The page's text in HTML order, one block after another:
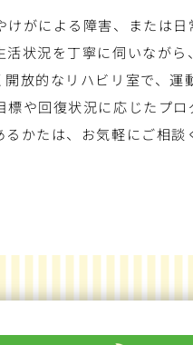
がによる障害、または日
状況を丁寧に伺いながら
放的なリハビリ室で、運
や回復状況に応じたプロ
かたは、お気軽にご相談